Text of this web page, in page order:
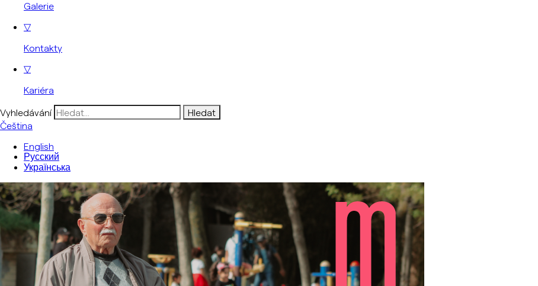
Galerie
▽
Kontakty
▽
Kariéra
Vyhledávání
Čeština
English
Русский
Українська